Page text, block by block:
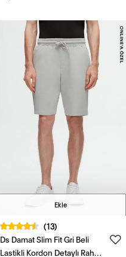
Ekle
(13)
Ds Damat Slim Fit Gri Beli
Lastikli Kordon Detaylı Rahat